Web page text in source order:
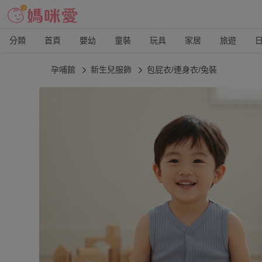
分類 首頁 嬰幼 童裝 玩具 家居 旅遊
孕哺館 新生兒服飾 包屁衣/連身衣/兔裝